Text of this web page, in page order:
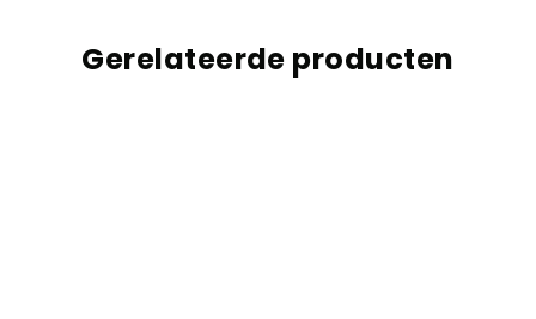
Gerelateerde producten